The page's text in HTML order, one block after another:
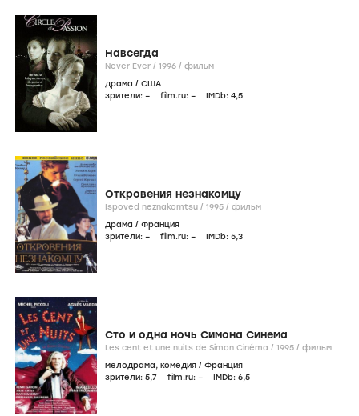
Навсегда
Never Ever / 1996 / фильм
драма / США
зрители: – film.ru: – IMDb: 4,5
Откровения незнакомцу
Ispoved neznakomtsu / 1995 / фильм
драма / Франция
зрители: – film.ru: – IMDb: 5,3
Сто и одна ночь Симона Синема
Les cent et une nuits de Simon Cinéma / 1995 / фильм
мелодрама, комедия / Франция
зрители: 5,7 film.ru: – IMDb: 6,5